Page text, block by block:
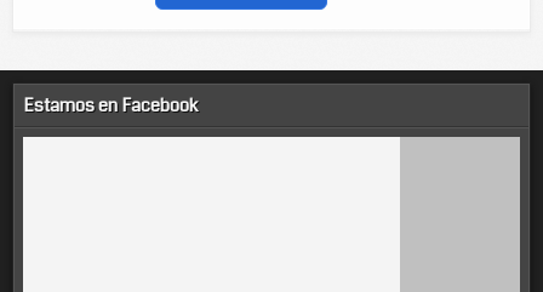
Estamos en Facebook